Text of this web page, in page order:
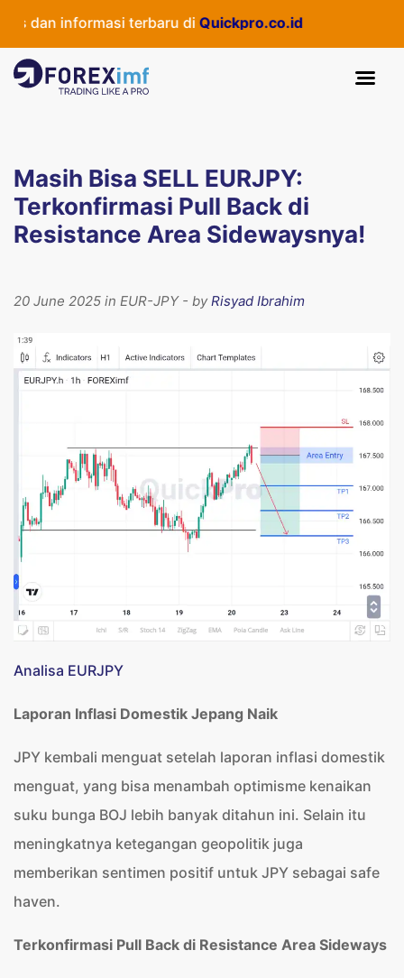
informasi terbaru diQuickpro.co.id
Masih Bisa SELL EURJPY:
Terkonfirmasi Pull Back di
Resistance Area Sidewaysnya!
20 June 2025 in EUR-JPY - byRisyad Ibrahim
Analisa EURJPY
Laporan Inflasi Domestik Jepang Naik
JPY kembali menguat setelah laporan inflasi domestik
menguat, yang bisa menambah optimisme kenaikan
suku bunga BOJ lebih banyak ditahun ini. Selain itu
meningkatnya ketegangan geopolitik juga
memberikan sentimen positif untuk JPY sebagai safe
haven.
Terkonfirmasi Pull Back di Resistance Area Sideways